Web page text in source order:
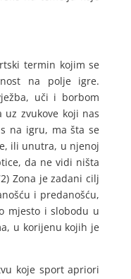
termin kojim se
na polje igre.
uči i borbom
uz zvukove koji nas
na igru, ma šta se
ili unutra, u njenoj
da ne vidi ništa
Zona je zadani cilj
i predanošću,
mjesto i slobodu u
u korijenu kojih je
koje sport apriori